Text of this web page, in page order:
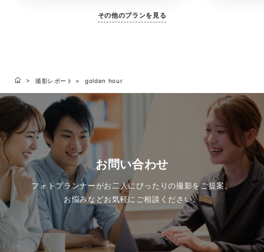
その他のプランを見る
撮影レポート golden hour
お問い合わせ
フォトプランナーがお二人にぴったりの撮影をご提案。
お悩みなどお気軽にご相談ください。